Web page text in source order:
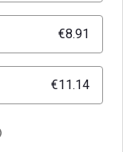
€8.91
€11.14
Digitalen